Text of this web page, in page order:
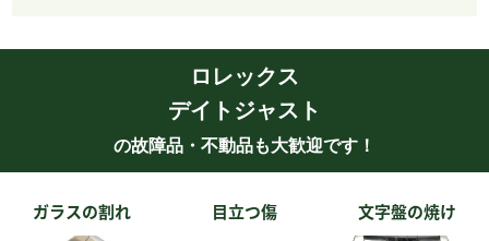
ロレックス
デイトジャスト
の故障品・不動品も大歓迎です！
ガラスの割れ 目立つ傷 文字盤の焼け